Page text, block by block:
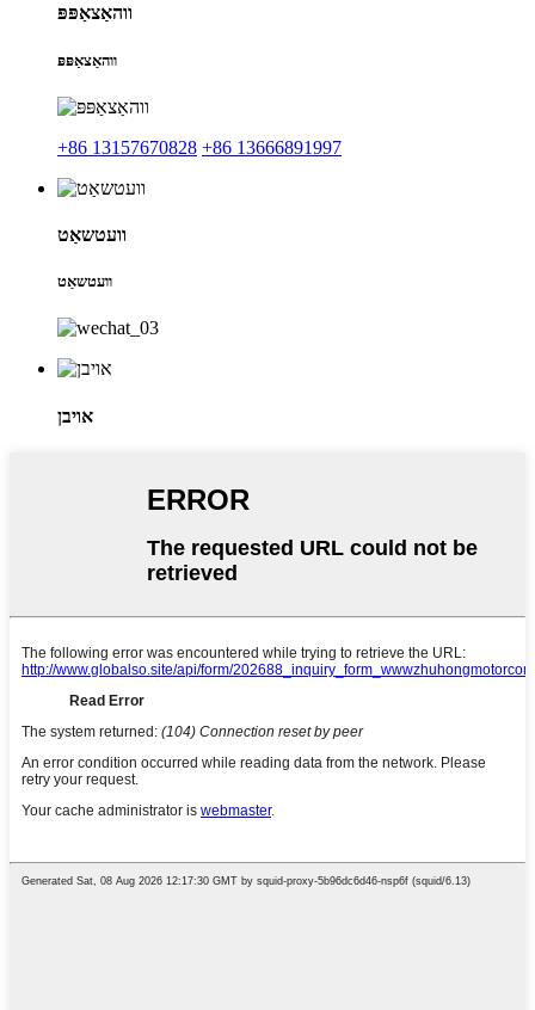
ווהאַצאַפּפּ
ווהאַצאַפּפּ
+86 13157670828 +86 13666891997
וועטשאַט
וועטשאַט
אויבן